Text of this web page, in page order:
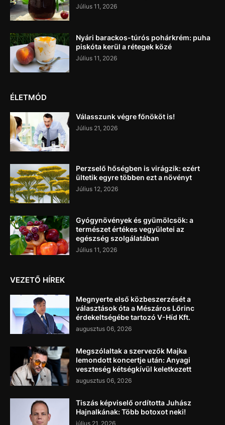
Július 11, 2026
Nyári barackos-túrós pohárkrém: puha
piskóta kerül a rétegek közé
Július 11, 2026
ÉLETMÓD
Válasszunk végre főnököt is!
Július 21, 2026
Perzselő hőségben is virágzik: ezért
ültetik egyre többen ezt a növényt
Július 12, 2026
Gyógynövények és gyümölcsök: a
természet értékes vegyületei az
egészség szolgálatában
Július 11, 2026
VEZETŐ HÍREK
Megnyerte első közbeszerzését a
választások óta a Mészáros Lőrinc
érdekeltségébe tartozó V-Híd Kft.
augusztus 06, 2026
Megszólaltak a szervezők Majka
lemondott koncertje után: Anyagi
veszteség kétségkívül keletkezett
augusztus 06, 2026
Tiszás képviselő ordította Juhász
Hajnalkának: Több botoxot neki!
július 21, 2026